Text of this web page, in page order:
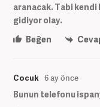
aranacak. Tabi kendi
gidiyor olay.
Beğen
Cocuk 6 ay önce
Bunun telefonu